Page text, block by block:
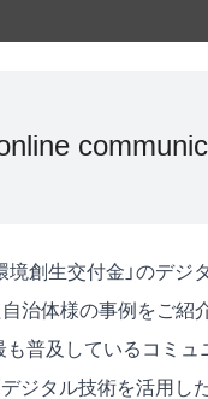
創生交付金」のデ
治体様の事例をご紹
普及しているコミュ
ジタル技術を活用